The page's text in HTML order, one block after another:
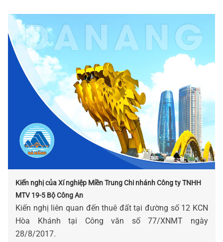
Kiến nghị của Xí nghiệp Miền Trung Chi nhánh Công ty TNHH
MTV 19-5 Bộ Công An
Kiến nghị liên quan đến thuê đất tại đường số 12 KCN
Hòa Khánh tại Công văn số 77/XNMT ngày
28/8/2017.